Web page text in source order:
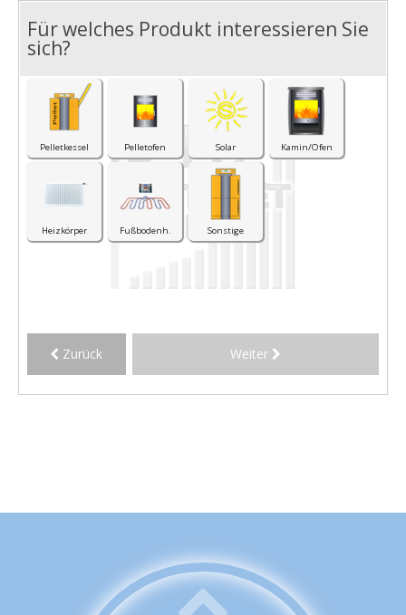
Für welches Produkt interessieren Sie
sich?
Pelletkessel Pelletofen Solar Kamin/Ofen
Heizkörper Fußbodenh. Sonstige
Zurück Weiter